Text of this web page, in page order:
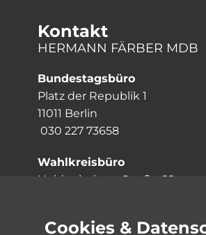
Kontakt
HERMANN FÄRBER MDB
Bundestagsbüro
Platz der Republik 1
11011 Berlin
030 227 73658
Wahlkreisbüro
Heidenheimer Straße 68
Cookies &